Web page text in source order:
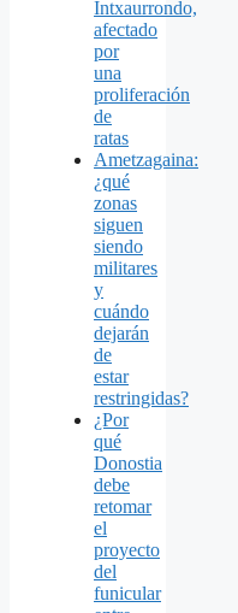
Intxaurrondo,
afectado
por
una
proliferación
de
ratas
Ametzagaina:
¿qué
zonas
siguen
siendo
militares
y
cuándo
dejarán
de
estar
restringidas?
¿Por
qué
Donostia
debe
retomar
el
proyecto
del
funicular